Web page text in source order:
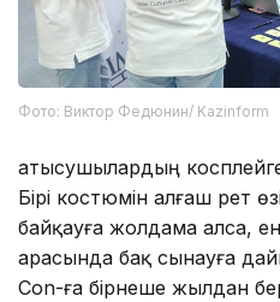
Фото: Виктор Федюнин/ Kazinform
Қатысушылардың
Бірі костюмін алғаш рет
байқауға жолдама алса,
арасында бақ сынауға
Con-ға бірнеше жылдан